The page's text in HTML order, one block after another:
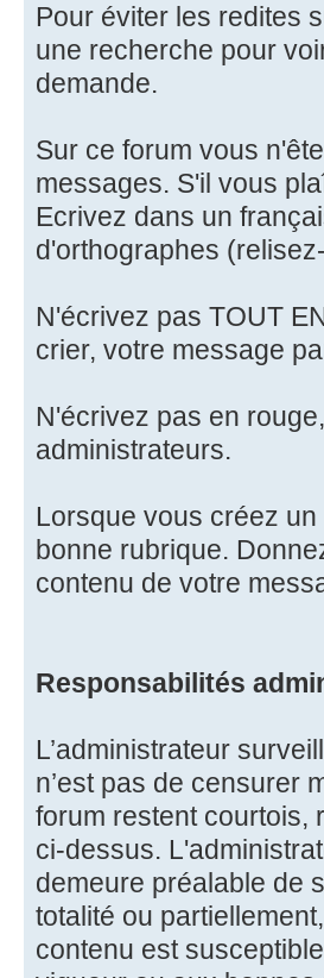
Pour éviter les redites
une recherche pour
demande.
Sur ce forum vous
messages. S'il vous
Ecrivez dans un
d'orthographes
N'écrivez pas TOUT
crier, votre message
N'écrivez pas en
administrateurs.
Lorsque vous créez
bonne rubrique.
contenu de votre
Responsabilités
L’administrateur
n’est pas de censurer
forum restent courtois,
ci-dessus.
demeure préalable de
totalité ou
contenu est